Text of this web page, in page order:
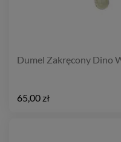
Dumel Zakręcony Dino
65,00 zł